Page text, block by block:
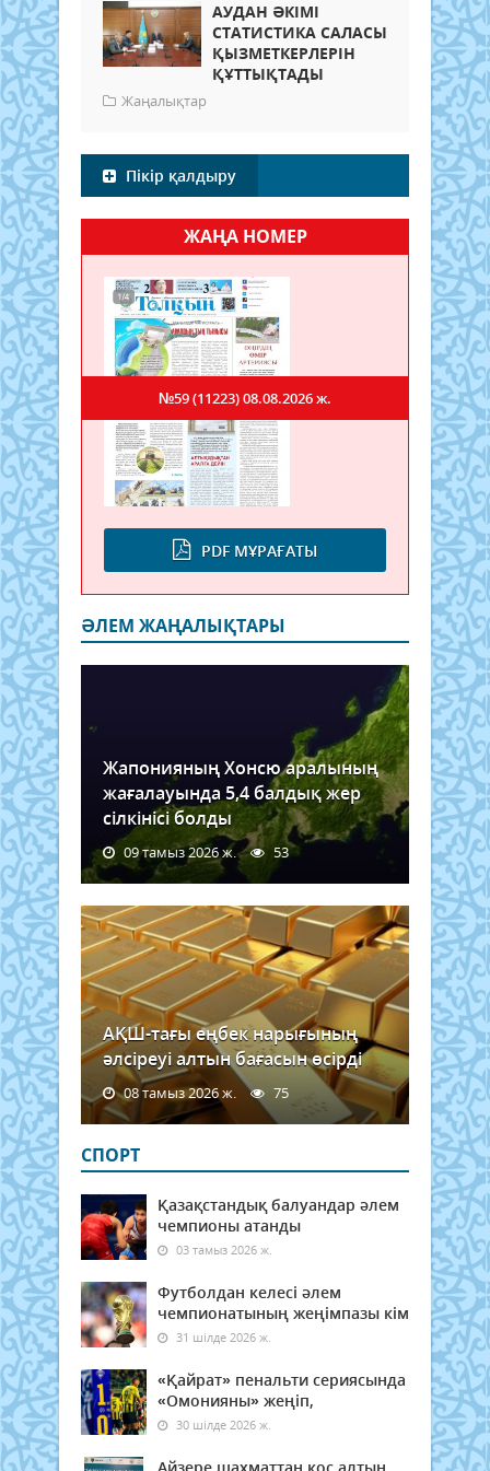
АУДАН ӘКІМІ
СТАТИСТИКА САЛАСЫ
ҚЫЗМЕТКЕРЛЕРІН
ҚҰТТЫҚТАДЫ
Жаңалықтар
Пікір қалдыру
ЖАҢА НОМЕР
PDF МҰРАҒАТЫ
№59 (11223)08.08.2026 ж.
ӘЛЕМ ЖАҢАЛЫҚТАРЫ
Жапонияның Хонсю аралының
жағалауында 5,4 балдық жер
сілкінісі болды
09 тамыз 2026 ж. 53
АҚШ-тағы еңбек нарығының
әлсіреуі алтын бағасын өсірді
08 тамыз 2026 ж. 75
СПОРТ
Қазақстандық балуандар әлем
чемпионы атанды
03 тамыз 2026 ж.
Футболдан келесі әлем
чемпионатының жеңімпазы кім
31 шілде 2026 ж.
«Қайрат» пенальти сериясында
«Омонияны» жеңіп,
30 шілде 2026 ж.